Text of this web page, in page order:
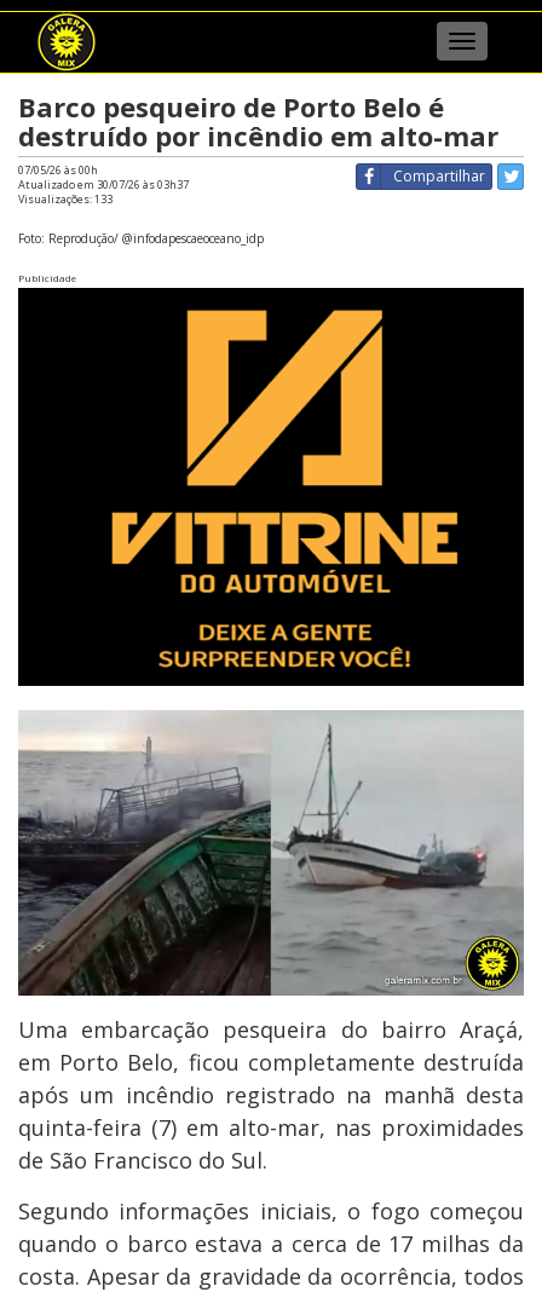
Menu
Barco pesqueiro de Porto Belo é
destruído por incêndio em alto-mar
Compartilhar
07/05/26 às 00h
Atualizado em 30/07/26 às 03h37
Visualizações:133
Foto: Reprodução/ @infodapescaeoceano_idp
Publicidade
Uma embarcação pesqueira do bairro Araçá,
em Porto Belo, ficou completamente destruída
após um incêndio registrado na manhã desta
quinta-feira (7) em alto-mar, nas proximidades
de São Francisco do Sul.
Segundo informações iniciais, o fogo começou
quando o barco estava a cerca de 17 milhas da
costa. Apesar da gravidade da ocorrência, todos